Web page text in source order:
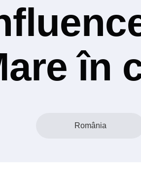
în
România